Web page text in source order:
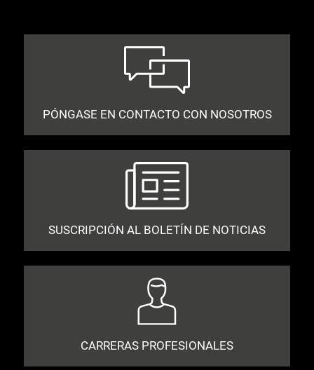
PÓNGASE EN CONTACTO CON NOSOTROS
SUSCRIPCIÓN AL BOLETÍN DE NOTICIAS
CARRERAS PROFESIONALES